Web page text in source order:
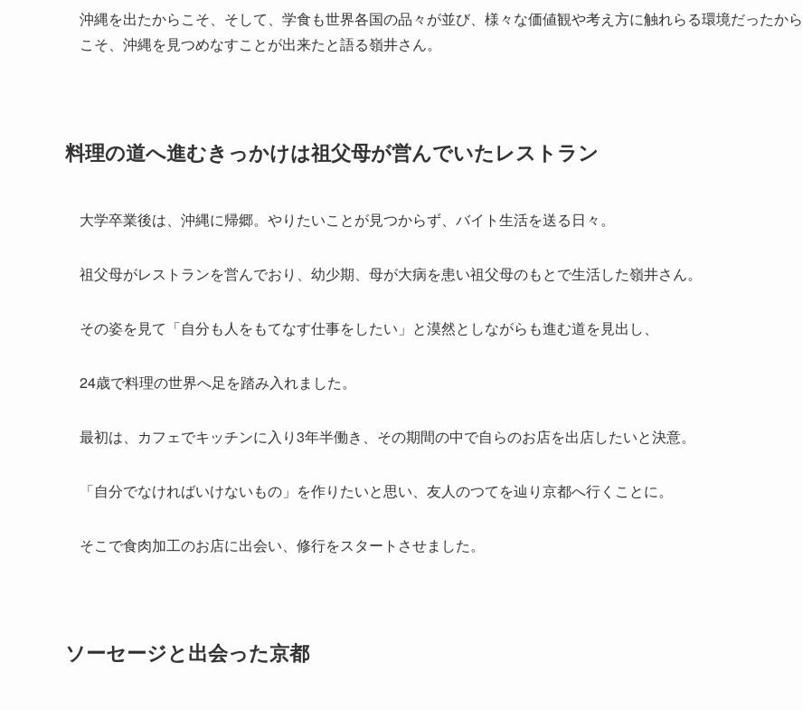
沖縄を出たからこそ、そして、学食も世界各国の品々が並び、様々な価値観や考え方に触れらる環境だったから
こそ、沖縄を見つめなすことが出来たと語る嶺井さん。
料理の道へ進むきっかけは祖父母が営んでいたレストラン
大学卒業後は、沖縄に帰郷。やりたいことが見つからず、バイト生活を送る日々。
祖父母がレストランを営んでおり、幼少期、母が大病を患い祖父母のもとで生活した嶺井さん。
その姿を見て「自分も人をもてなす仕事をしたい」と漠然としながらも進む道を見出し、
24歳で料理の世界へ足を踏み入れました。
最初は、カフェでキッチンに入り3年半働き、その期間の中で自らのお店を出店したいと決意。
「自分でなければいけないもの」を作りたいと思い、友人のつてを辿り京都へ行くことに。
そこで食肉加工のお店に出会い、修行をスタートさせました。
ソーセージと出会った京都